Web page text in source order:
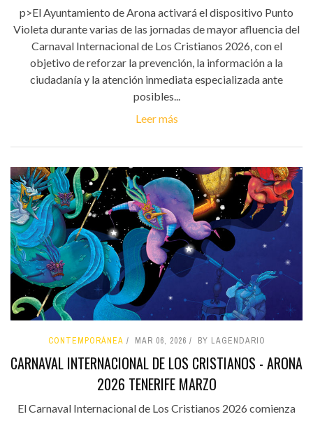
p>El Ayuntamiento de Arona activará el dispositivo Punto
Violeta durante varias de las jornadas de mayor afluencia del
Carnaval Internacional de Los Cristianos 2026, con el
objetivo de reforzar la prevención, la información a la
ciudadanía y la atención inmediata especializada ante
posibles...
Leer más
CONTEMPORÁNEA MAR 06, 2026 BY LAGENDARIO
CARNAVAL INTERNACIONAL DE LOS CRISTIANOS - ARONA
2026 TENERIFE MARZO
El Carnaval Internacional de Los Cristianos 2026 comienza